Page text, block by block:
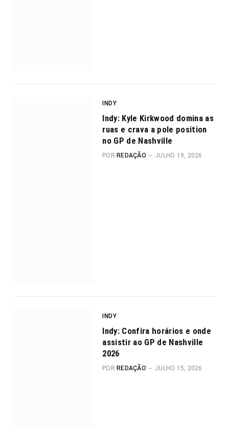
INDY
Indy: Kyle Kirkwood domina as
ruas e crava a pole position
no GP de Nashville
POR REDAÇÃO JULHO 19, 2026
INDY
Indy: Confira horários e onde
assistir ao GP de Nashville
2026
POR REDAÇÃO JULHO 15, 2026